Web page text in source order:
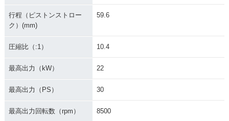
行程（ピストンストロー
ク）(mm)
59.6
圧縮比（:1） 10.4
最高出力（kW） 22
最高出力（PS） 30
最高出力回転数（rpm） 8500